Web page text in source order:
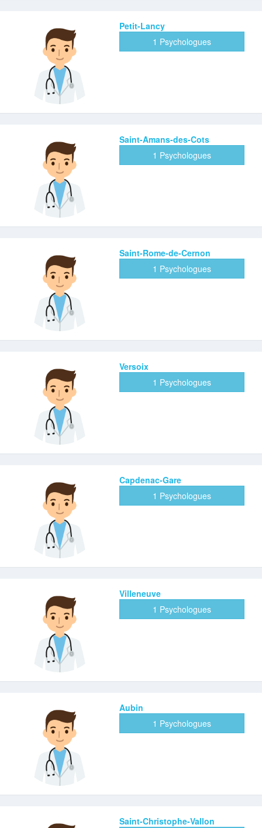
Petit-Lancy
1 Psychologues
Saint-Amans-des-Cots
1 Psychologues
Saint-Rome-de-Cernon
1 Psychologues
Versoix
1 Psychologues
Capdenac-Gare
1 Psychologues
Villeneuve
1 Psychologues
Aubin
1 Psychologues
Saint-Christophe-Vallon